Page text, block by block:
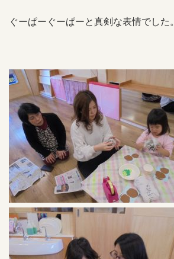
ぐーぱーぐーぱーと真剣な表情でした。